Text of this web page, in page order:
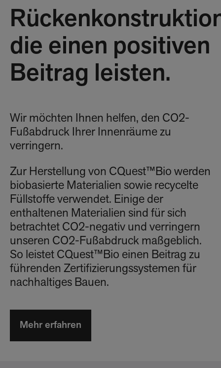
die einen positiven
Beitrag leisten.
Wir möchten Ihnen helfen, den CO2-
Fußabdruck Ihrer Innenräume zu
verringern.
Zur Herstellung von CQuest™Bio werden
biobasierte Materialien sowie recycelte
Füllstoffe verwendet. Einige der
enthaltenen Materialien sind für sich
betrachtet CO2-negativ und verringern
unseren CO2-Fußabdruck maßgeblich.
So leistet CQuest™Bio einen Beitrag zu
führenden Zertifizierungssystemen für
nachhaltiges Bauen.
Mehr erfahren